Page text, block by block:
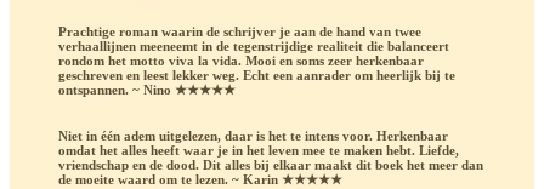
Prachtige roman waarin de schrijver je aan de hand van twee
verhaallijnen meeneemt in de tegenstrijdige realiteit die balanceert
rondom het motto viva la vida. Mooi en soms zeer herkenbaar
geschreven en leest lekker weg. Echt een aanrader om heerlijk bij te
ontspannen. ~ Nino ★★★★★
Niet in één adem uitgelezen, daar is het te intens voor. Herkenbaar
omdat het alles heeft waar je in het leven mee te maken hebt. Liefde,
vriendschap en de dood. Dit alles bij elkaar maakt dit boek het meer dan
de moeite waard om te lezen. ~ Karin ★★★★★